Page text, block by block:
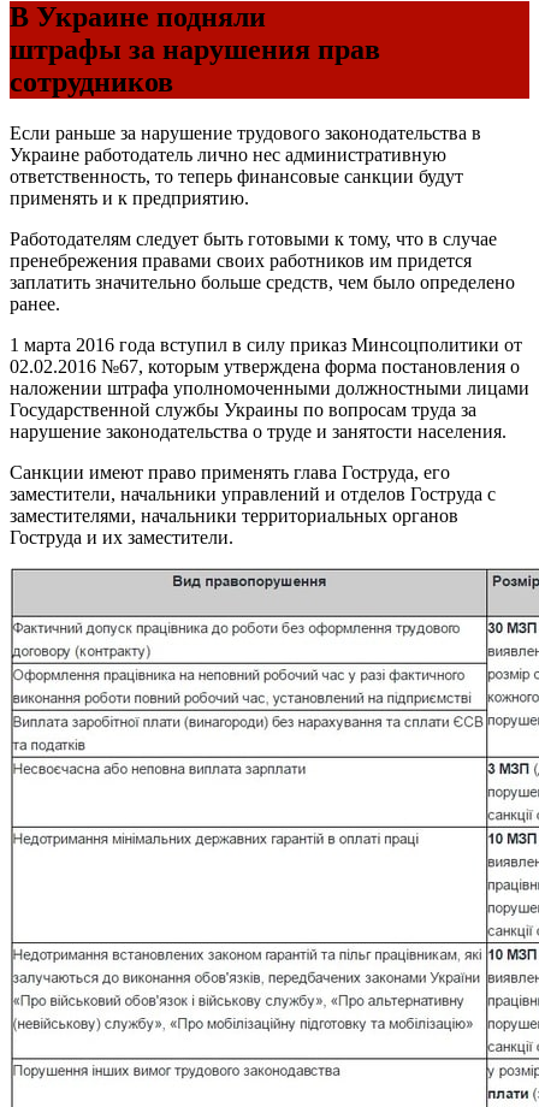
В Украине подняли
штрафы за нарушения прав
сотрудников
Если раньше за нарушение трудового законодательства в
Украине работодатель лично нес административную
ответственность, то теперь финансовые санкции будут
применять и к предприятию.
Работодателям следует быть готовыми к тому, что в случае
пренебрежения правами своих работников им придется
заплатить значительно больше средств, чем было определено
ранее.
1 марта 2016 года вступил в силу приказ Минсоцполитики от
02.02.2016 №67, которым утверждена форма постановления о
наложении штрафа уполномоченными должностными лицами
Государственной службы Украины по вопросам труда за
нарушение законодательства о труде и занятости населения.
Санкции имеют право применять глава Гоструда, его
заместители, начальники управлений и отделов Гоструда с
заместителями, начальники территориальных органов
Гоструда и их заместители.